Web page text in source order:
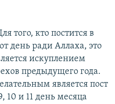
того, кто постится в
день ради Аллаха, это
искуплением
предыдущего года.
является пост
10 и 11 день месяца